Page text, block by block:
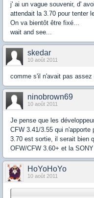
j' ai un vague souvenir, d'
attendait la 3.70 pour tenter
On va bientôt être fixé...
wait and see...
skedar
10 août 2011
comme s'il n'avait pas
ninobrown69
10 août 2011
Je pense que les
CFW 3.41/3.55 qui
3.70 est sortie, il serait bien
OFW/CFW 3.60+ et la
HoYoHoYo
10 août 2011